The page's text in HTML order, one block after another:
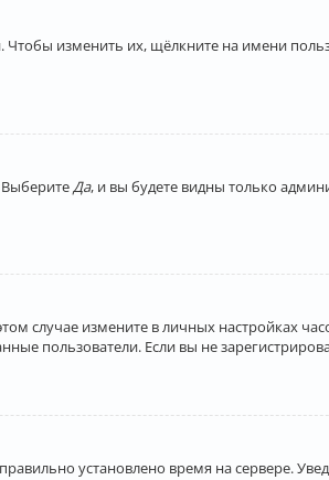
изменить их, щёлкните на имени
Да, и вы будете видны только
случае измените в личных настройках
пользователи. Если вы не
установлено время на сервере.